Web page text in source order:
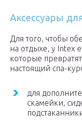
Аксессуары
Для того, чтобы
на отдыхе, у Intex
которые
настоящий спа-
для
скамейки,